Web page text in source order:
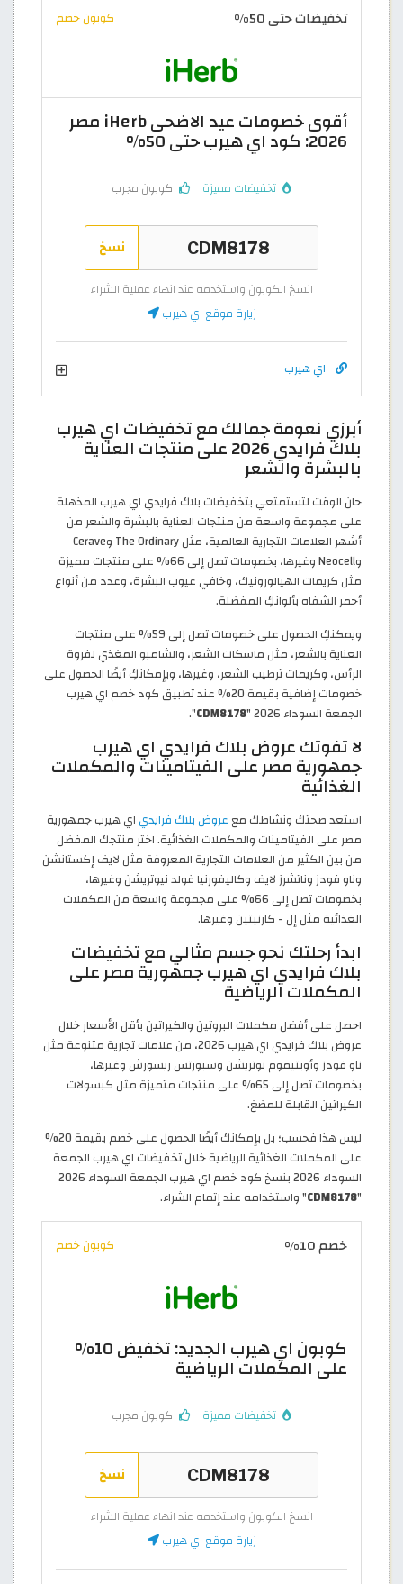
تخفيضات حتى 50% كوبون خصم
أقوى خصومات عيد الاضحى iHerb مصر
2026: كود اي هيرب حتى 50%
تخفيضات مميزة كوبون مجرب
نسخ
انسخ الكوبون واستخدمه عند انهاء عملية الشراء
زيارة موقع اي هيرب
اي هيرب
أبرزي نعومة جمالك مع تخفيضات اي هيرب
بلاك فرايدي 2026 على منتجات العناية
بالبشرة والشعر
حان الوقت لتستمتعي بتخفيضات بلاك فرايدي اي هيرب المذهلة
على مجموعة واسعة من منتجات العناية بالبشرة والشعر من
أشهر العلامات التجارية العالمية، مثل The Ordinary وCerave
وNeocell وغيرها، بخصومات تصل إلى 66% على منتجات مميزة
مثل كريمات الهيالورونيك، وخافي عيوب البشرة، وعدد من أنواع
أحمر الشفاه بألوانكِ المفضلة.
ويمكنكِ الحصول على خصومات تصل إلى 59% على منتجات
العناية بالشعر، مثل ماسكات الشعر، والشامبو المغذي لفروة
الرأس، وكريمات ترطيب الشعر، وغيرها، وبإمكانكِ أيضًا الحصول على
خصومات إضافية بقيمة 20% عند تطبيق كود خصم اي هيرب
الجمعة السوداء 2026 "
CDM8178
".
لا تفوتك عروض بلاك فرايدي اي هيرب
جمهورية مصر على الفيتامينات والمكملات
الغذائية
استعد صحتك ونشاطك مع عروض بلاك فرايدي اي هيرب جمهورية
مصر على الفيتامينات والمكملات الغذائية. اختر منتجك المفضل
من بين الكثير من العلامات التجارية المعروفة مثل لايف إكستانشن‏
وناو فودز‏ وناتشرز لايف وكاليفورنيا غولد نيوتريشن وغيرها،
بخصومات تصل إلى 66% على مجموعة واسعة من المكملات
الغذائية مثل إل - كارنيتين وغيرها.
ابدأ رحلتك نحو جسم مثالي مع تخفيضات
بلاك فرايدي اي هيرب جمهورية مصر على
المكملات الرياضية
احصل على أفضل مكملات البروتين والكيراتين بأقل الأسعار خلال
عروض بلاك فرايدي اي هيرب 2026، من علامات تجارية متنوعة مثل
ناو فودز وأوبتيموم نوتريشن‏ وسبورتس ريسورش‏ وغيرها،
بخصومات تصل إلى 65% على منتجات متميزة مثل كبسولات
الكيراتين القابلة للمضغ.
ليس هذا فحسب؛ بل بإمكانك أيضًا الحصول على خصم بقيمة 20%
على المكملات الغذائية الرياضية خلال تخفيضات اي هيرب الجمعة
السوداء 2026 بنسخ كود خصم اي هيرب الجمعة السوداء 2026
"
CDM8178" واستخدامه عند إتمام الشراء.
خصم 10% كوبون خصم
كوبون اي هيرب الجديد: تخفيض 10%
على المكملات الرياضية
تخفيضات مميزة كوبون مجرب
نسخ
انسخ الكوبون واستخدمه عند انهاء عملية الشراء
زيارة موقع اي هيرب